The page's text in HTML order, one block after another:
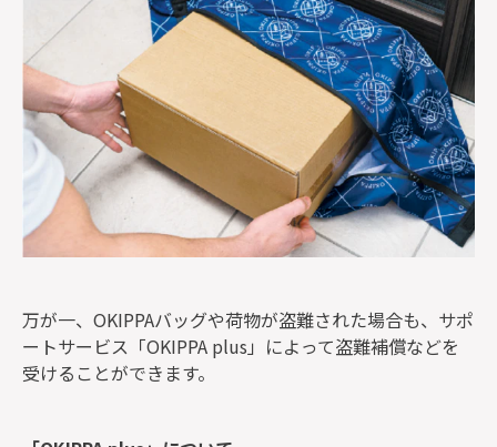
万が一、OKIPPAバッグや荷物が盗難された場合も、サポ
ートサービス「OKIPPA plus」によって盗難補償などを
受けることができます。